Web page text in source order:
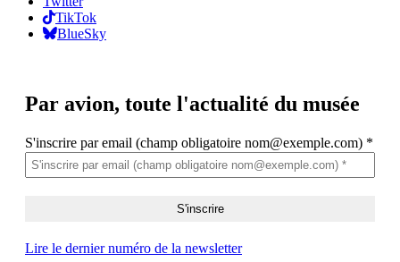
TikTok
BlueSky
Par avion, toute l'actualité du musée
S'inscrire par email (champ obligatoire nom@exemple.com) *
Lire le dernier numéro de la newsletter